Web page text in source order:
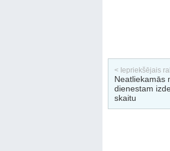
< Iepriekšējais
Neatliekamās
dienestam
skaitu